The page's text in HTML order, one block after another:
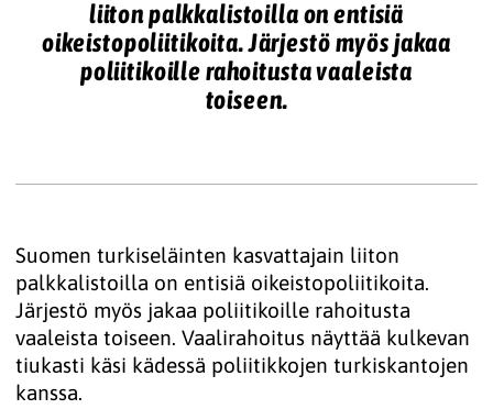
liiton palkkalistoilla on entisiä
oikeistopoliitikoita. Järjestö myös jakaa
poliitikoille rahoitusta vaaleista
toiseen.
Suomen turkiseläinten kasvattajain liiton
palkkalistoilla on entisiä oikeistopoliitikoita.
Järjestö myös jakaa poliitikoille rahoitusta
vaaleista toiseen. Vaalirahoitus näyttää kulkevan
tiukasti käsi kädessä poliitikkojen turkiskantojen
kanssa.